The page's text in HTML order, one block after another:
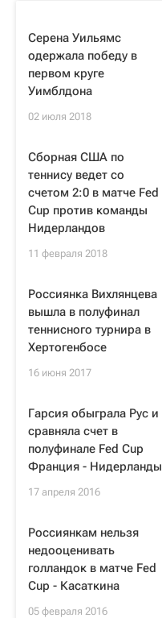
Серена Уильямс
одержала победу в
первом круге
Уимблдона
02 июля 2018
Сборная США по
теннису ведет со
счетом 2:0 в матче Fed
Cup против команды
Нидерландов
11 февраля 2018
Россиянка Вихлянцева
вышла в полуфинал
теннисного турнира в
Хертогенбосе
16 июня 2017
Гарсия обыграла Рус и
сравняла счет в
полуфинале Fed Cup
Франция - Нидерланды
17 апреля 2016
Россиянкам нельзя
недооценивать
голландок в матче Fed
Cup - Касаткина
05 февраля 2016